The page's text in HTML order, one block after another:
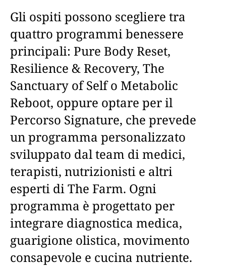
Gli ospiti possono scegliere tra
quattro programmi benessere
principali: Pure Body Reset,
Resilience & Recovery, The
Sanctuary of Self o Metabolic
Reboot, oppure optare per il
Percorso Signature, che prevede
un programma personalizzato
sviluppato dal team di medici,
terapisti, nutrizionisti e altri
esperti di The Farm. Ogni
programma è progettato per
integrare diagnostica medica,
guarigione olistica, movimento
consapevole e cucina nutriente.